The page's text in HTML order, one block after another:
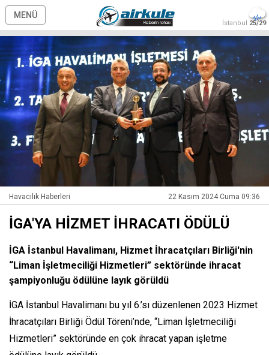
MENÜ
İstanbul 25/29
Havacılık Haberleri 22 Kasım 2024 Cuma 09:36
İGA'YA HİZMET İHRACATI ÖDÜLÜ
İGA İstanbul Havalimanı, Hizmet İhracatçıları Birliği'nin
“Liman İşletmeciliği Hizmetleri” sektöründe ihracat
şampiyonluğu ödülüne layık görüldü
İGA İstanbul Havalimanı bu yıl 6.’sı düzenlenen 2023 Hizmet
İhracatçıları Birliği Ödül Töreni’nde, “Liman İşletmeciliği
Hizmetleri” sektöründe en çok ihracat yapan işletme